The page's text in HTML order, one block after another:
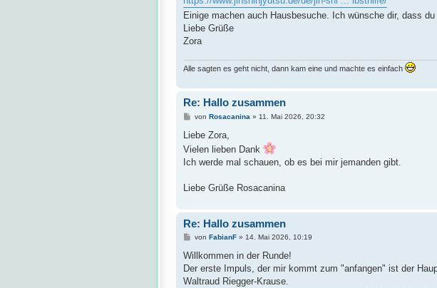
Einige machen auch Hausbesuche. Ich wünsche dir, dass
Liebe Grüße
Zora
Alle sagten es geht nicht, dann kam eine und machte es einfach
Re: Hallo zusammen
B
i
r
a
g
von Rosacanina » 11. Mai 2026, 20:32
Liebe Zora,
Vielen lieben Dank
Ich werde mal schauen, ob es bei mir jemanden gibt.
Liebe Grüße Rosacanina
Re: Hallo zusammen
B
i
r
a
von FabianF» 14. Mai 2026, 10:19
Willkommen in der Runde!
Der erste Impuls, der mir kommt zum "anfangen" ist der
Waltraud Riegger-Krause.